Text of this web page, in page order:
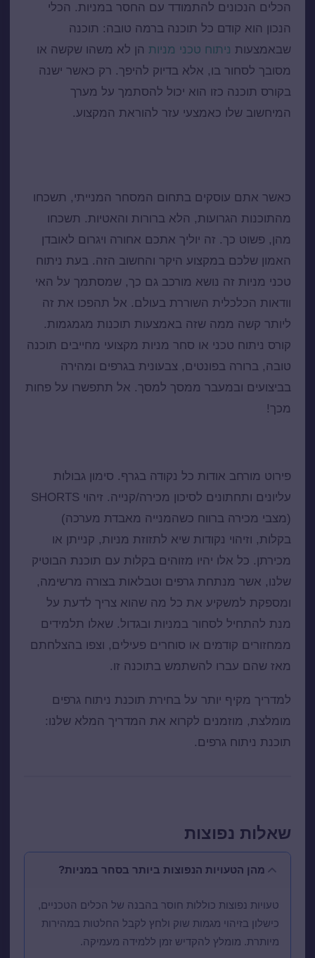
הכלים הנכונים להתמודד עם החסר במניות. הכלי
הנכון הוא קודם כל תוכנה ברמה טובה: תוכנה
שבאמצעות ניתוח טכני מניות הן לא משהו שקשה או
מסובך לסחור בו, אלא בדיוק להיפך. רק כאשר ישנה
בקורס תוכנה כזו הוא יכול להסתמך על מערך
המיחשוב שלו כאמצעי עזר להוראת המקצוע.
כאשר אתם עוסקים בתחום המסחר המנייתי, תשכחו
מהתוכנות הגרועות, הלא ברורות והאטיות. תשכחו
מהן, פשוט כך. זה יוליך אתכם אחורה ויגרום לאובדן
האמון שלכם במקצוע היקר והחשוב הזה. בעת ניתוח
טכני מניות זה נושא מורכב גם כך, שמסתמך על האי
וודאות הכלכלית השוררת בעולם. אל תהפכו את זה
ליותר קשה ממה שזה באמצעות תוכנות מגמגמות.
קורס ניתוח טכני או סחר מניות מקצועי מחייבים תוכנה
טובה, ברורה בפונטים, צבעונית בגרפים ומהירה
בביצועים ובמעבר ממסך למסך. אל תתפשרו על פחות
מכך!
פירוט מורחב אודות כל נקודה בגרף. סימון גבולות
עליונים ותחתונים לסיכון מכירה/קנייה. זיהוי SHORTS
(מצבי מכירה ברווח כשהמנייה מאבדת מערכה)
בקלות, וזיהוי נקודות שיא לתזוזת מניות, קנייתן או
מכירתן. כל אלו יהיו מזוהים בקלות עם תוכנת הבוטיק
שלנו, אשר מנתחת גרפים וטבלאות בצורה מרשימה,
ומספקת למשקיע את כל מה שהוא צריך לדעת על
מנת להתחיל לסחור במניות ובגדול. שאלו תלמידים
ממחזורים קודמים או סוחרים פעילים, וצפו בהצלחתם
מאז שהם עברו להשתמש בתוכנה זו.
למדריך מקיף יותר על בחירת תוכנת ניתוח גרפים
מומלצת, מוזמנים לקרוא את המדריך המלא שלנו:
תוכנת ניתוח גרפים .
שאלות נפוצות
מהן הטעויות הנפוצות ביותר בסחר במניות?
טעויות נפוצות כוללות חוסר בהבנה של הכלים הטכניים,
כישלון בזיהוי מגמות שוק ולחץ לקבל החלטות במהירות
מיותרת. מומלץ להקדיש זמן ללמידה מעמיקה.